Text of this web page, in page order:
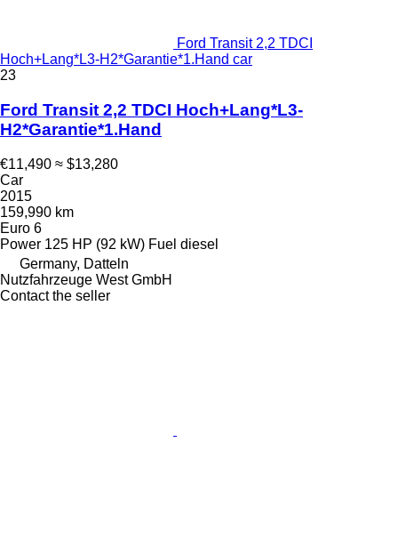
Ford Transit 2,2 TDCI
Hoch+Lang*L3-H2*Garantie*1.Hand car
23
Ford Transit 2,2 TDCI Hoch+Lang*L3-
H2*Garantie*1.Hand
€11,490 ≈ $13,280
Car
2015
159,990 km
Euro 6
Power 125 HP (92 kW) Fuel diesel
Germany, Datteln
Nutzfahrzeuge West GmbH
Contact the seller